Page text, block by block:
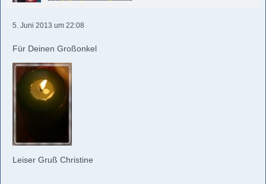
5. Juni 2013 um 22:08
Für Deinen Großonkel
Leiser Gruß Christine